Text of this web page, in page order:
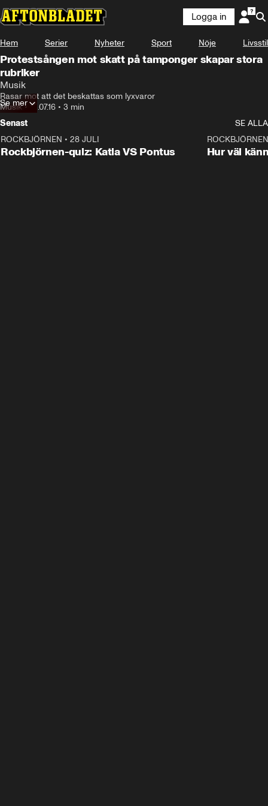
Logga in
Hem Serier Nyheter Sport Nöje Livsstil
Protestsången mot skatt på tamponger skapar stora
rubriker
Musik
Rasar mot att det beskattas som lyxvaror
Musik• 15.07.16 • 3 min
Se mer
Senast
SE ALLA
ROCKBJÖRNEN • 28 JULI
Rockbjörnen-quiz: Katia VS Pontus
ROCKBJÖRNEN
Hur väl